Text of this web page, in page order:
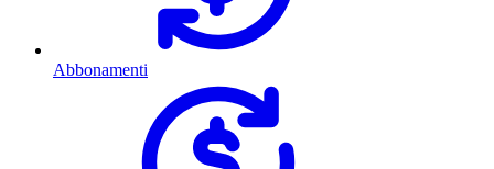
Abbonamenti